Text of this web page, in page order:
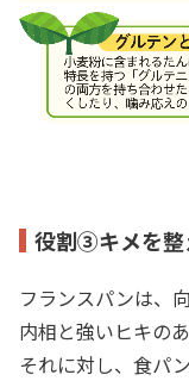
役割③キメを整
フランスパンは、
内相と強いヒキの
それに対し、食パ